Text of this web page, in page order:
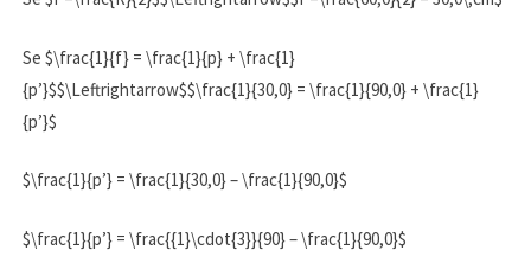
Se $\frac{1}{f} = \frac{1}{p} + \frac{1}
{p’}$$\Leftrightarrow$$\frac{1}{30,0} = \frac{1}{90,0} + \frac{1}
{p’}$
$\frac{1}{p’} = \frac{1}{30,0} – \frac{1}{90,0}$
$\frac{1}{p’} = \frac{{1}\cdot{3}}{90} – \frac{1}{90,0}$